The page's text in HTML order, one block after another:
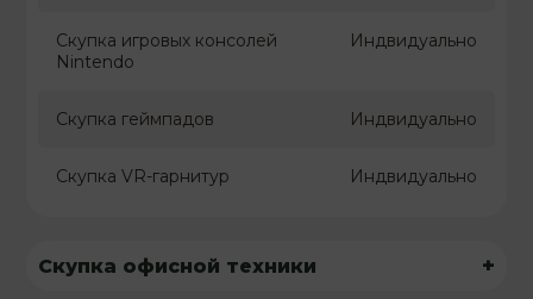
Скупка игровых консолей
Nintendo
Индвидуально
Скупка геймпадов Индвидуально
Скупка VR-гарнитур Индвидуально
Скупка офисной техники +